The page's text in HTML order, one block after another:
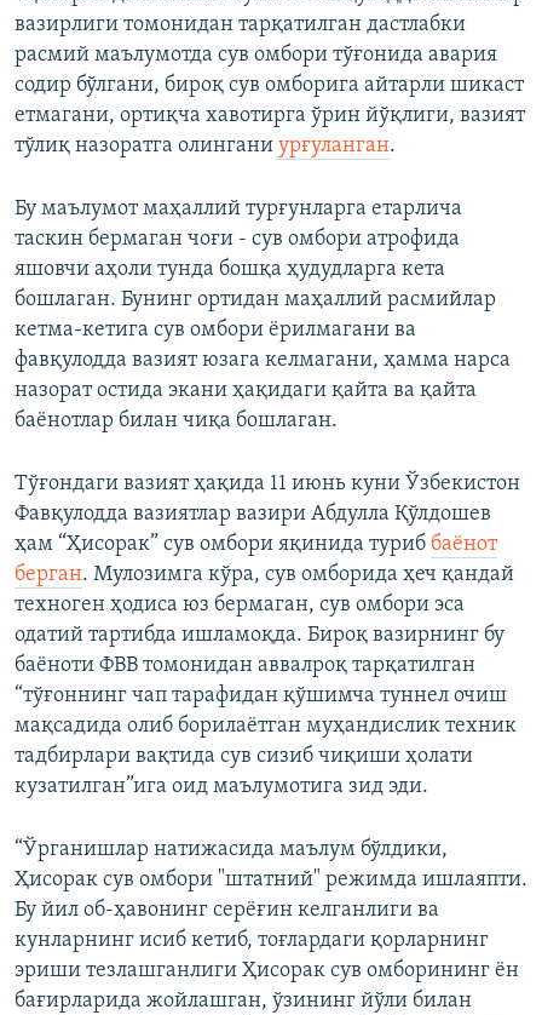
вазирлиги томонидан тарқатилган дастлабки
расмий маълумотда сув омбори тўғонида авария
содир бўлгани, бироқ сув омборига айтарли шикаст
етмагани, ортиқча хавотирга ўрин йўқлиги, вазият
тўлиқ назоратга олингани урғуланган.
Бу маълумот маҳаллий турғунларга етарлича
таскин бермаган чоғи - сув омбори атрофида
яшовчи аҳоли тунда бошқа ҳудудларга кета
бошлаган. Бунинг ортидан маҳаллий расмийлар
кетма-кетига сув омбори ёрилмагани ва
фавқулодда вазият юзага келмагани, ҳамма нарса
назорат остида экани ҳақидаги қайта ва қайта
баёнотлар билан чиқа бошлаган.
Тўғондаги вазият ҳақида 11 июнь куни Ўзбекистон
Фавқулодда вазиятлар вазири Абдулла Қўлдошев
ҳам “Ҳисорак” сув омбори яқинида туриб баёнот
берган. Мулозимга кўра, сув омборида ҳеч қандай
техноген ҳодиса юз бермаган, сув омбори эса
одатий тартибда ишламоқда. Бироқ вазирнинг бу
баёноти ФВВ томонидан аввалроқ тарқатилган
“тўғоннинг чап тарафидан қўшимча туннел очиш
мақсадида олиб борилаётган муҳандислик техник
тадбирлари вақтида сув сизиб чиқиши ҳолати
кузатилган”ига оид маълумотига зид эди.
“Ўрганишлар натижасида маълум бўлдики,
Ҳисорак сув омбори "штатний" режимда ишлаяпти.
Бу йил об-ҳавонинг серёғин келганлиги ва
кунларнинг исиб кетиб, тоғлардаги қорларнинг
эриши тезлашганлиги Ҳисорак сув омборининг ён
бағирларида жойлашган, ўзининг йўли билан